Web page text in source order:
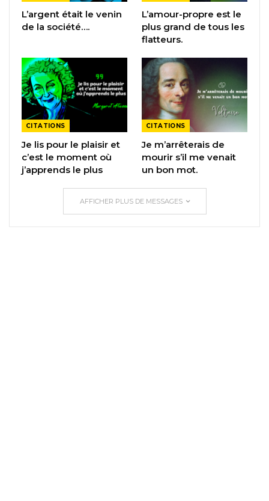
L’argent était le venin
de la société….
L’amour-propre est le
plus grand de tous les
flatteurs.
CITATIONS
Je lis pour le plaisir et
c’est le moment où
j’apprends le plus
CITATIONS
Je m’arrêterais de
mourir s’il me venait
un bon mot.
AFFICHER PLUS DE MESSAGES